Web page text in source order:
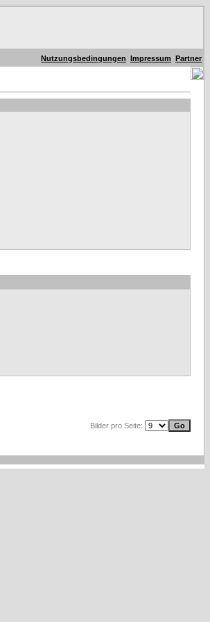
Nutzungsbedingungen Impressum Partner
Bilder pro Seite: